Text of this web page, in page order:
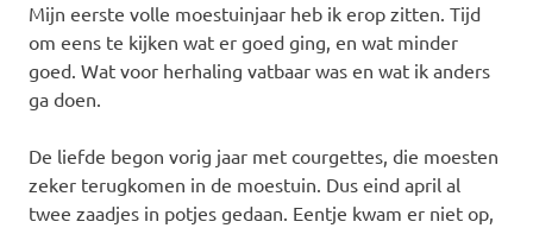
Mijn eerste volle moestuinjaar heb ik erop zitten. Tijd
om eens te kijken wat er goed ging, en wat minder
goed. Wat voor herhaling vatbaar was en wat ik anders
ga doen.
De liefde begon vorig jaar met courgettes, die moesten
zeker terugkomen in de moestuin. Dus eind april al
twee zaadjes in potjes gedaan. Eentje kwam er niet op,